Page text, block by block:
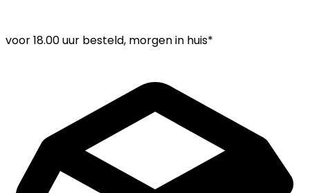
voor18.00 uur besteld, morgen in huis*